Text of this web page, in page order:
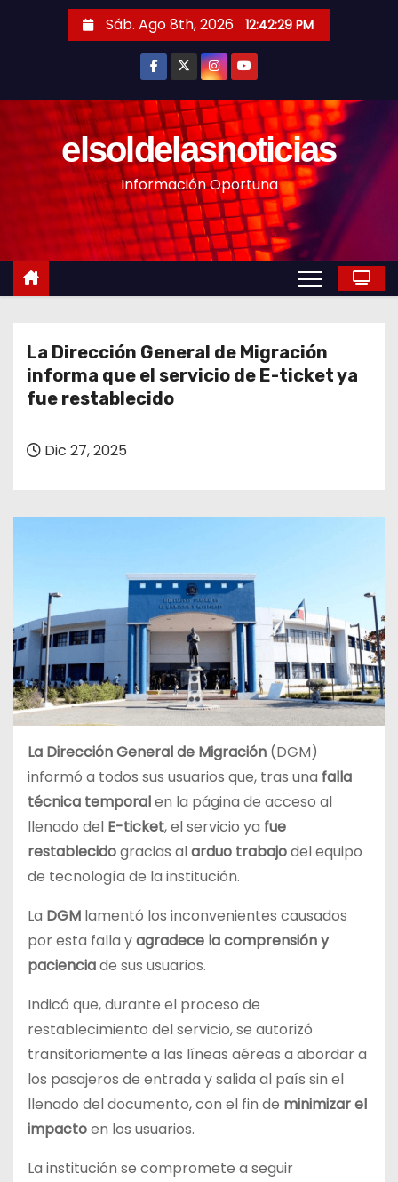
n
Sáb. Ago 8th, 2026 12:42:31 PM
elsoldelasnoticias
Información Oportuna
La Dirección General de Migración
informa que el servicio de E-ticket ya
fue restablecido
Dic 27, 2025
La Dirección General de Migración (DGM)
informó a todos sus usuarios que, tras una falla
técnica temporalen la página de acceso al
llenado del E-ticket, el servicio ya fue
restablecidogracias alarduo trabajodel equipo
de tecnología de la institución.
La DGM lamentó los inconvenientes causados
por esta falla yagradece la comprensión y
pacienciade sus usuarios.
Indicó que, durante el proceso de
restablecimiento del servicio, se autorizó
transitoriamente a las líneas aéreas a abordar a
los pasajeros de entrada y salida al país sin el
llenado del documento, con el fin de minimizar el
impactoen los usuarios.
La institución se compromete a seguir